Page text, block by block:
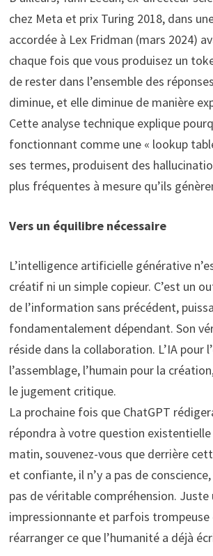
chez Meta et prix Turing 2018, dans
accordée à Lex Fridman (mars 2024)
chaque fois que vous produisez un
de rester dans l’ensemble des
diminue, et elle diminue de manière
Cette analyse technique explique
fonctionnant comme une « lookup
ses termes, produisent des
plus fréquentes à mesure qu’ils
Vers un équilibre nécessaire
L’intelligence artificielle générative
créatif ni un simple copieur. C’est un
de l’information sans précédent,
fondamentalement dépendant. Son
réside dans la collaboration. L’IA pour
l’assemblage, l’humain pour la
le jugement critique.
La prochaine fois que ChatGPT
répondra à votre question existentielle
matin, souvenez-vous que derrière
et confiante, il n’y a pas de
pas de véritable compréhension. Juste
impressionnante et parfois trompeuse
réarranger ce que l’humanité a déjà